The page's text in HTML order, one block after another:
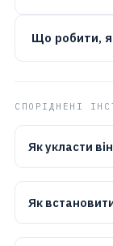
Що робити,
СПОРІДНЕНІ
Як укласти
Як